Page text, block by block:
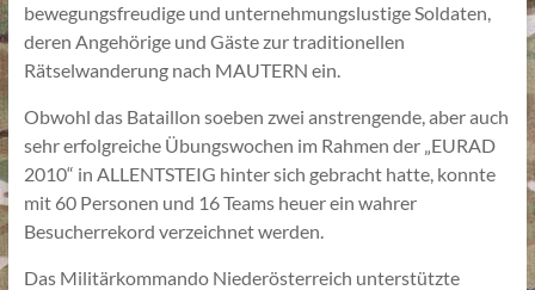
bewegungsfreudige und unternehmungslustige Soldaten,
deren Angehörige und Gäste zur traditionellen
Rätselwanderung nach MAUTERN ein.
Obwohl das Bataillon soeben zwei anstrengende, aber auch
sehr erfolgreiche Übungswochen im Rahmen der „EURAD
2010“ in ALLENTSTEIG hinter sich gebracht hatte, konnte
mit 60 Personen und 16 Teams heuer ein wahrer
Besucherrekord verzeichnet werden.
Das Militärkommando Niederösterreich unterstützte